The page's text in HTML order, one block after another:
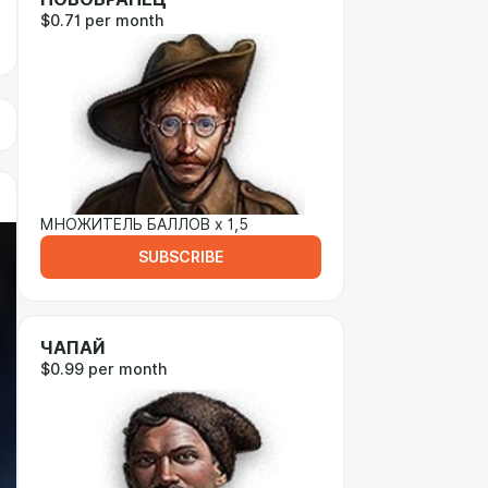
$0.71 per month
МНОЖИТЕЛЬ БАЛЛОВ х 1,5
SUBSCRIBE
ЧАПАЙ
$0.99 per month